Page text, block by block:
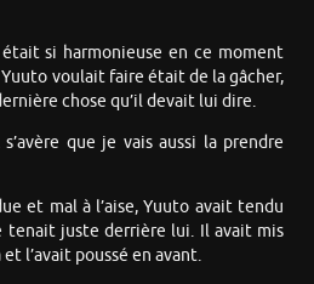
était si harmonieuse en ce moment
voulait faire était de la gâcher,
chose qu’il devait lui dire.
que je vais aussi la prendre
et mal à l’aise, Yuuto avait tendu
tenait juste derrière lui. Il avait mis
l’avait poussé en avant.